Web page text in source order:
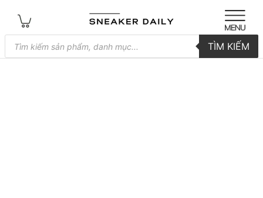
Tìm
kiếm
sản
TÌM KIẾM